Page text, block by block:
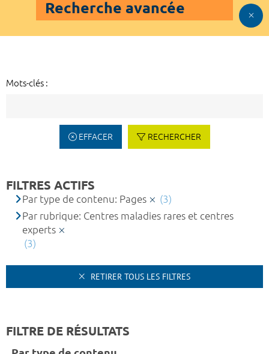
Recherche avancée
Mots-clés :
EFFACER RECHERCHER
FILTRES ACTIFS
Par type de contenu: Pages
(3)
Par rubrique: Centres maladies rares et centres
experts
(3)
RETIRER TOUS LES FILTRES
FILTRE DE RÉSULTATS